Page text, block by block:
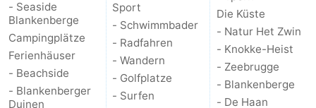
Kontakt
- Seaside
Blankenberge
Campingplätze
Ferienhäuser
- Beachside
- Blankenberger
Duinen
Sport
- Schwimmbader
- Radfahren
- Wandern
- Golfplatze
- Surfen
Die Küste
- Natur Het Zwin
- Knokke-Heist
- Zeebrugge
- Blankenberge
- De Haan